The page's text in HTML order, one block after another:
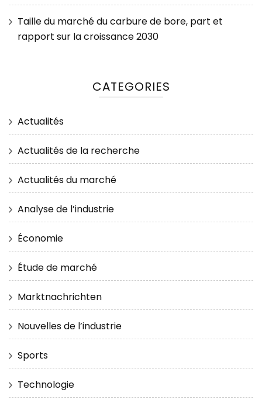
Taille du marché du carbure de bore, part et
rapport sur la croissance 2030
CATEGORIES
Actualités
Actualités de la recherche
Actualités du marché
Analyse de l’industrie
Économie
Étude de marché
Marktnachrichten
Nouvelles de l’industrie
Sports
Technologie